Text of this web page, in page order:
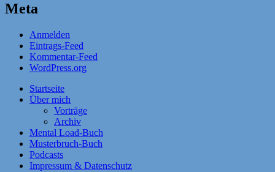
Meta
Anmelden
Eintrags-Feed
Kommentar-Feed
WordPress.org
Startseite
Über mich
Vorträge
Archiv
Mental Load-Buch
Musterbruch-Buch
Podcasts
Impressum & Datenschutz